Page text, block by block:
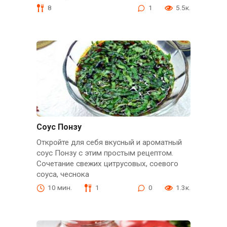
8 1 5.5к.
Соус Понзу
Откройте для себя вкусный и ароматный
соус Понзу с этим простым рецептом.
Сочетание свежих цитрусовых, соевого
соуса, чеснока
10 мин. 1 0 1.3к.